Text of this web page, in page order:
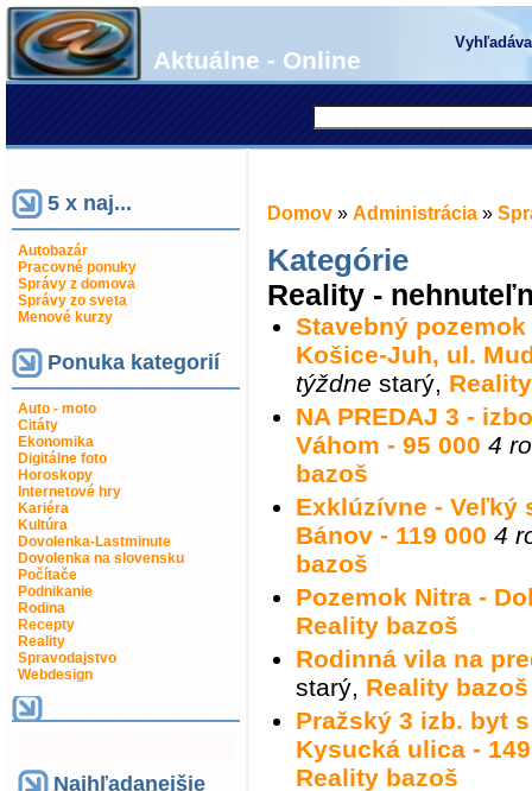
Aktuálne - Online
5 x naj...
Autobazár
Pracovné ponuky
Správy z domova
Správy zo sveta
Menové kurzy
Ponuka kategorií
Auto - moto
Citáty
Ekonomika
Digitálne foto
Horoskopy
Internetové hry
Kariéra
Kultúra
Dovolenka-Lastminute
Dovolenka na slovensku
Počítače
Podnikanie
Rodina
Recepty
Reality
Spravodajstvo
Webdesign
Najhľadanejšie
Domov » Administrácia »
Kategórie
Reality -
Stavebný
Košice-Juh, ul.
týždne starý,
NA PREDAJ 3 -
Váhom - 95 000 4
bazoš
Exklúzívne - Veľký
Bánov - 119 000 4
bazoš
Pozemok Nitra -
Reality bazoš
Rodinná vila na
starý, Reality bazoš
Pražský 3 izb. byt
Kysucká ulica -
Reality bazoš